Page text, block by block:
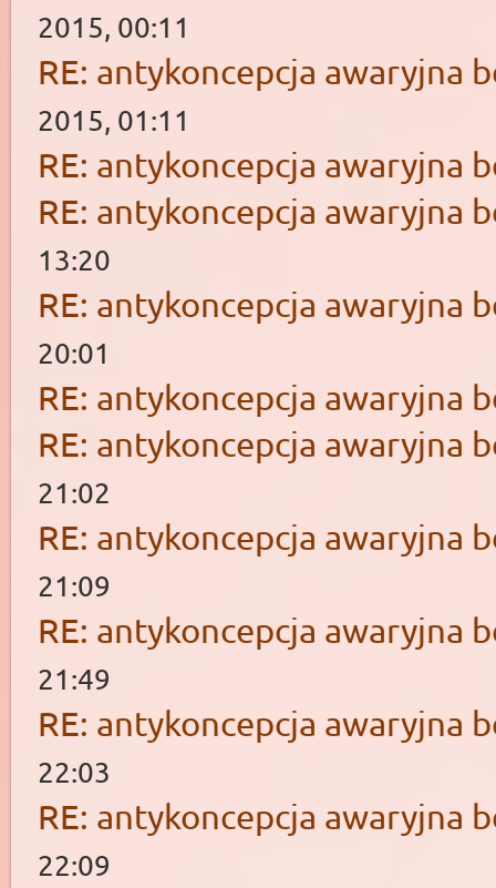
2015, 00:11
RE: antykoncepcja awaryjna
2015, 01:11
RE: antykoncepcja awaryjna
RE: antykoncepcja awaryjna
13:20
RE: antykoncepcja awaryjna
20:01
RE: antykoncepcja awaryjna
RE: antykoncepcja awaryjna
21:02
RE: antykoncepcja awaryjna
21:09
RE: antykoncepcja awaryjna
21:49
RE: antykoncepcja awaryjna
22:03
RE: antykoncepcja awaryjna
22:09